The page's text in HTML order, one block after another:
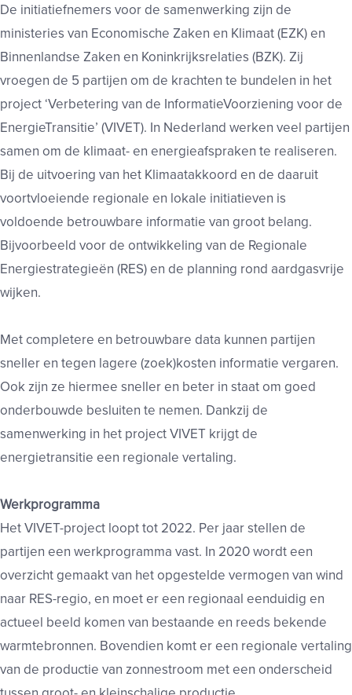
De initiatiefnemers voor de samenwerking zijn de
ministeries van Economische Zaken en Klimaat (EZK) en
Binnenlandse Zaken en Koninkrijksrelaties (BZK). Zij
vroegen de 5 partijen om de krachten te bundelen in het
project ‘Verbetering van de InformatieVoorziening voor de
EnergieTransitie’ (VIVET). In Nederland werken veel partijen
samen om de klimaat- en energieafspraken te realiseren.
Bij de uitvoering van het Klimaatakkoord en de daaruit
voortvloeiende regionale en lokale initiatieven is
voldoende betrouwbare informatie van groot belang.
Bijvoorbeeld voor de ontwikkeling van de Regionale
Energiestrategieën (RES) en de planning rond aardgasvrije
wijken.
Met completere en betrouwbare data kunnen partijen
sneller en tegen lagere (zoek)kosten informatie vergaren.
Ook zijn ze hiermee sneller en beter in staat om goed
onderbouwde besluiten te nemen. Dankzij de
samenwerking in het project VIVET krijgt de
energietransitie een regionale vertaling.
Werkprogramma
Het VIVET-project loopt tot 2022. Per jaar stellen de
partijen een werkprogramma vast. In 2020 wordt een
overzicht gemaakt van het opgestelde vermogen van wind
naar RES-regio, en moet er een regionaal eenduidig en
actueel beeld komen van bestaande en reeds bekende
warmtebronnen. Bovendien komt er een regionale vertaling
van de productie van zonnestroom met een onderscheid